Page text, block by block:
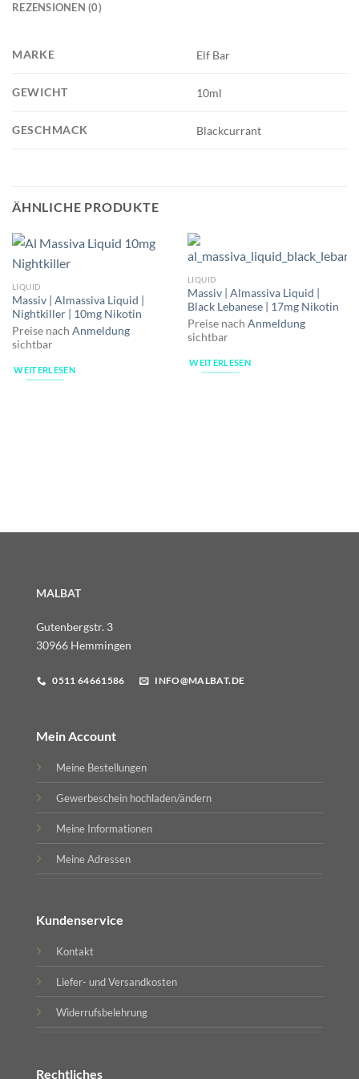
REZENSIONEN (0)
MARKE Elf Bar
GEWICHT 10ml
GESCHMACK Blackcurrant
ÄHNLICHE PRODUKTE
LIQUID
Massiv | Almassiva Liquid |
Nightkiller | 10mg Nikotin
Preise nach Anmeldung
sichtbar
WEITERLESEN
LIQUID
Massiv | Almassiva Liquid |
Black Lebanese | 17mg Nikotin
Preise nach Anmeldung
sichtbar
WEITERLESEN
MALBAT
Gutenbergstr. 3
30966 Hemmingen
0511 64661586 INFO@MALBAT.DE
Mein Account
Meine Bestellungen
Gewerbeschein hochladen/ändern
Meine Informationen
Meine Adressen
Kundenservice
Kontakt
Liefer- und Versandkosten
Widerrufsbelehrung
Rechtliches